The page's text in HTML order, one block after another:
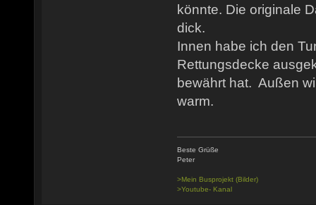
könnte. Die originale
dick.
Innen habe ich den
Rettungsdecke
bewährt hat. Außen
warm.
Beste Grüße
Peter
>Mein Busprojekt (Bilder)
>Youtube- Kanal